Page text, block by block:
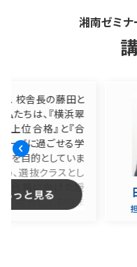
湘南ゼミ
田村 浩太郎 先生
担当：公立中高一貫コース